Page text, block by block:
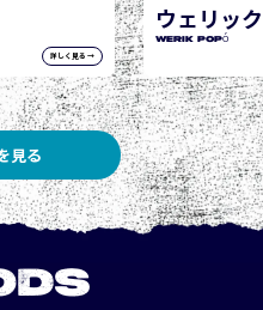
ポ
詳しく見る →
見る